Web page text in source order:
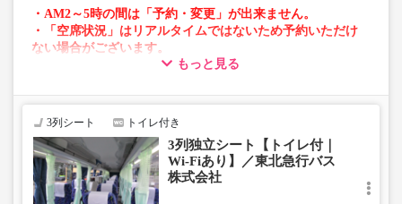
・AM2～5時の間は「予約・変更」が出来ません。
・「空席状況」はリアルタイムではないため予約いただけ
ない場合がございます。
・車両は予告なく変更となる場合がございます。これに伴
で、あらかじめご了承ください。
もっと見る
3列シート トイレ付き
3列独立シート【トイレ付｜
Wi-Fiあり】／東北急行バス
株式会社